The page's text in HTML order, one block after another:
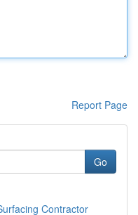
Report Page
Go
Contractor